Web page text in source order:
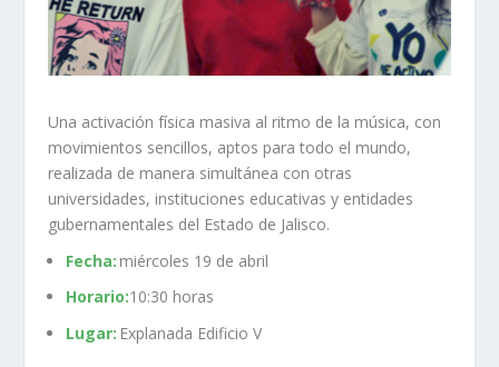
Una activación física masiva al ritmo de la música, con
movimientos sencillos, aptos para todo el mundo,
realizada de manera simultánea con otras
universidades, instituciones educativas y entidades
gubernamentales del Estado de Jalisco.
Fecha: miércoles 19 de abril
Horario:10:30 horas
Lugar: Explanada Edificio V